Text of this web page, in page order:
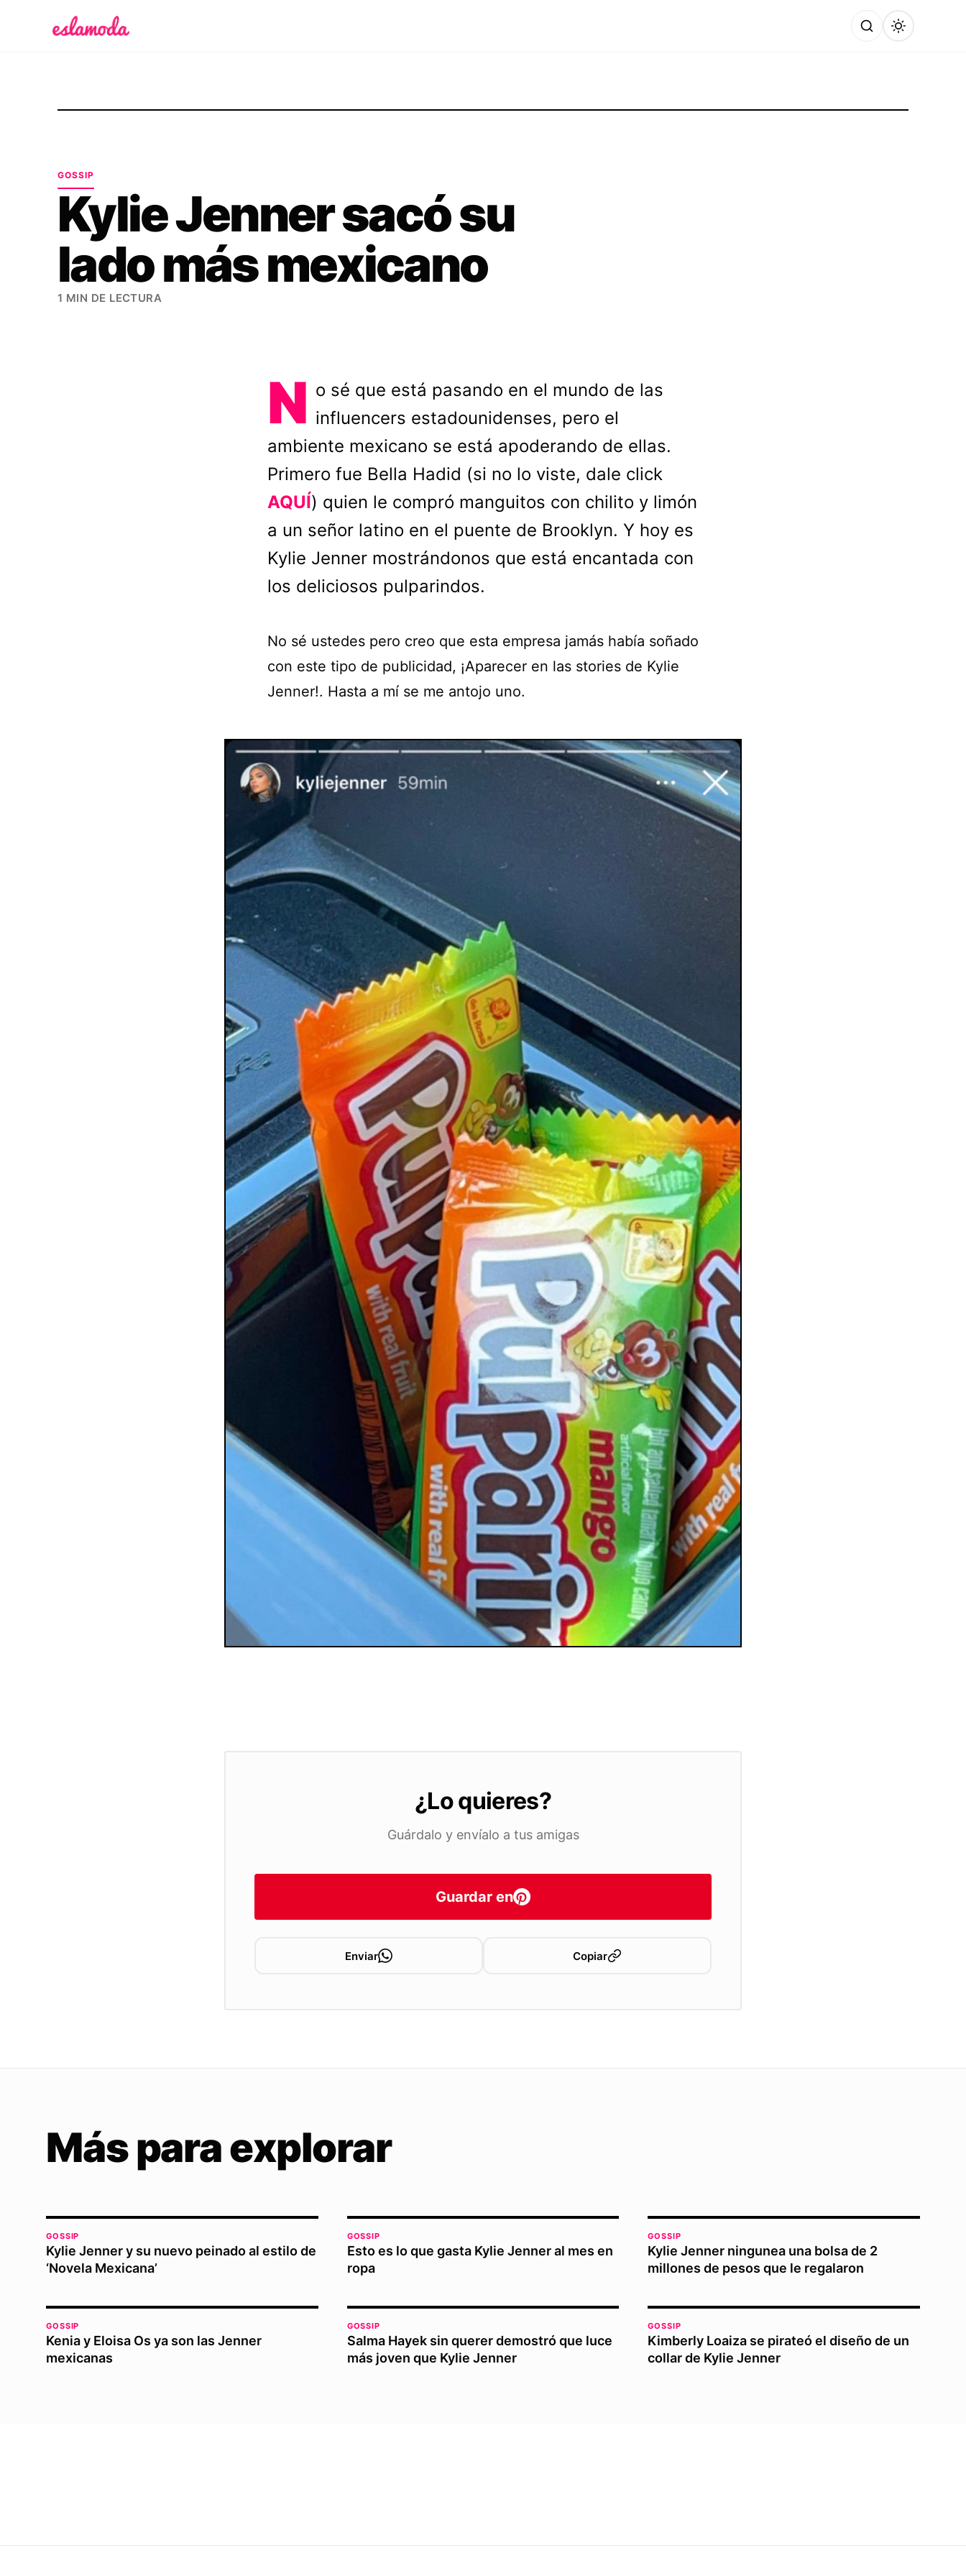
GOSSIP
Kylie Jenner sacó su
lado más mexicano
1 MIN DE LECTURA
N o sé que está pasando en el mundo de las
influencers estadounidenses, pero el
ambiente mexicano se está apoderando de ellas.
Primero fue Bella Hadid (si no lo viste, dale click
AQUÍ) quien le compró manguitos con chilito y limón
a un señor latino en el puente de Brooklyn. Y hoy es
Kylie Jenner mostrándonos que está encantada con
los deliciosos pulparindos.
No sé ustedes pero creo que esta empresa jamás había soñado
con este tipo de publicidad, ¡Aparecer en las stories de Kylie
Jenner!. Hasta a mí se me antojo uno.
¿Lo quieres?
Guárdalo y envíalo a tus amigas
Guardar en
Enviar Copiar
Más para explorar
GOSSIP
Kylie Jenner y su nuevo peinado al estilo de
‘Novela Mexicana’
GOSSIP
Esto es lo que gasta Kylie Jenner al mes en
ropa
GOSSIP
Kylie Jenner ningunea una bolsa de 2
millones de pesos que le regalaron
GOSSIP
Kenia y Eloisa Os ya son las Jenner
mexicanas
GOSSIP
Salma Hayek sin querer demostró que luce
más joven que Kylie Jenner
GOSSIP
Kimberly Loaiza se pirateó el diseño de un
collar de Kylie Jenner